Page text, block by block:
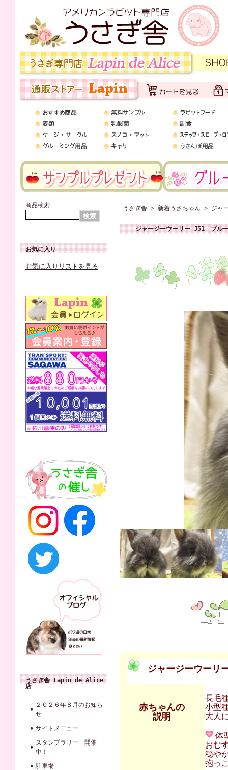
商品検索
お気に入り
お気に入りリストを見る
うさぎ舎 Lapin de Alice
店
２０２６年８月のお知ら
せ
サイトメニュー
スタンプラリー 開催
中！
駐車場
うさぎ舎> 新着うさちゃん > ジャ
ジャージーウーリー J51 ブル
ジャージーウーリ
赤ちゃんの
説明
長毛
小型
大人
体
おむ
穏や
抱っ